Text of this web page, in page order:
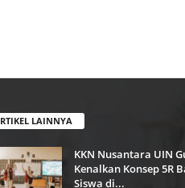
LAINNYA
KKN Nusantara UIN
Kenalkan Konsep 5R
Siswa di...